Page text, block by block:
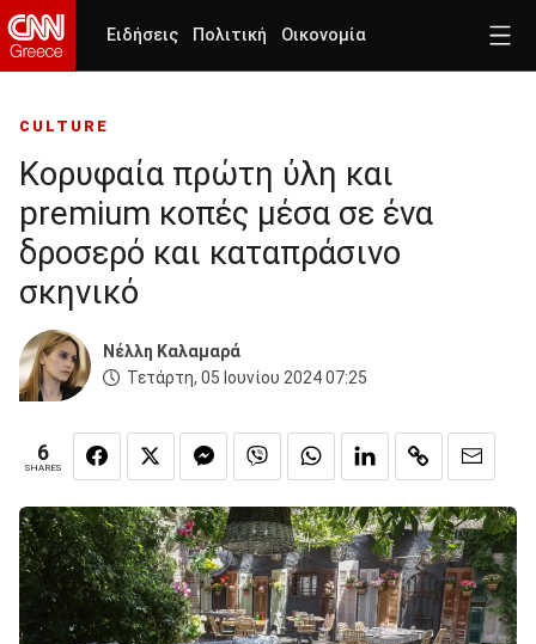
Ειδήσεις Πολιτική Οικονομία
CULTURE
Κορυφαία πρώτη ύλη και
premium κοπές μέσα σε ένα
δροσερό και καταπράσινο
σκηνικό
Nέλλη Καλαμαρά
Τετάρτη, 05 Ιουνίου 2024 07:25
6
SHARES